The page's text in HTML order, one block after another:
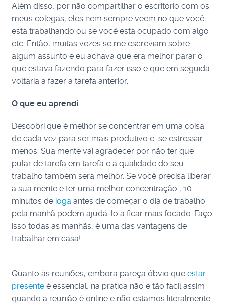
Além disso, por não compartilhar o escritório com os
meus colegas, eles nem sempre veem no que você
está trabalhando ou se você está ocupado com algo
etc. Então, muitas vezes se me escreviam sobre
algum assunto e eu achava que era melhor parar o
que estava fazendo para fazer isso e que em seguida
voltaria a fazer a tarefa anterior.
O que eu aprendi
Descobri que é melhor se concentrar em uma coisa
de cada vez para ser mais produtivo e se estressar
menos. Sua mente vai agradecer por não ter que
pular de tarefa em tarefa e a qualidade do seu
trabalho também será melhor. Se você precisa liberar
a sua mente e ter uma melhor concentração , 10
minutos de ioga antes de começar o dia de trabalho
pela manhã podem ajudá-lo a ficar mais focado. Faço
isso todas as manhãs, é uma das vantagens de
trabalhar em casa!
Quanto às reuniões, embora pareça óbvio que estar
presente é essencial, na prática não é tão fácil assim
quando a reunião é online e não estamos literalmente